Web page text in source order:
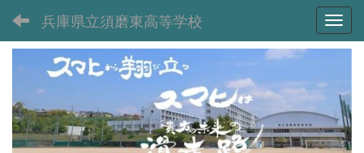
兵庫県立須磨東高等学校